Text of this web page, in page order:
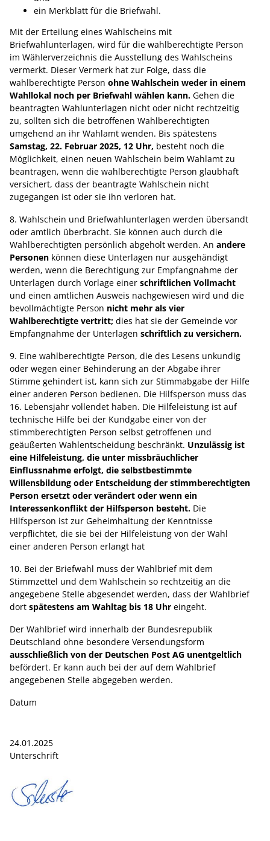
ein Merkblatt für die Briefwahl.
Mit der Erteilung eines Wahlscheins mit
Briefwahlunterlagen, wird für die wahlberechtigte Person
im Wählerverzeichnis die Ausstellung des Wahlscheins
vermerkt. Dieser Vermerk hat zur Folge, dass die
wahlberechtigte Person ohne Wahlschein weder in einem
Wahllokal noch per Briefwahl wählen kann. Gehen die
beantragten Wahlunterlagen nicht oder nicht rechtzeitig
zu, sollten sich die betroffenen Wahlberechtigten
umgehend an ihr Wahlamt wenden. Bis spätestens
Samstag, 22. Februar 2025, 12 Uhr, besteht noch die
Möglichkeit, einen neuen Wahlschein beim Wahlamt zu
beantragen, wenn die wahlberechtigte Person glaubhaft
versichert, dass der beantragte Wahlschein nicht
zugegangen ist oder sie ihn verloren hat.
8. Wahlschein und Briefwahlunterlagen werden übersandt
oder amtlich überbracht. Sie können auch durch die
Wahlberechtigten persönlich abgeholt werden. An andere
Personen können diese Unterlagen nur ausgehändigt
werden, wenn die Berechtigung zur Empfangnahme der
Unterlagen durch Vorlage einer schriftlichen Vollmacht
und einen amtlichen Ausweis nachgewiesen wird und die
bevollmächtigte Person nicht mehr als vier
Wahlberechtigte vertritt; dies hat sie der Gemeinde vor
Empfangnahme der Unterlagen schriftlich zu versichern.
9. Eine wahlberechtigte Person, die des Lesens unkundig
oder wegen einer Behinderung an der Abgabe ihrer
Stimme gehindert ist, kann sich zur Stimmabgabe der Hilfe
einer anderen Person bedienen. Die Hilfsperson muss das
16. Lebensjahr vollendet haben. Die Hilfeleistung ist auf
technische Hilfe bei der Kundgabe einer von der
stimmberechtigten Person selbst getroffenen und
geäußerten Wahlentscheidung beschränkt. Unzulässig ist
eine Hilfeleistung, die unter missbräuchlicher
Einflussnahme erfolgt, die selbstbestimmte
Willensbildung oder Entscheidung der stimmberechtigten
Person ersetzt oder verändert oder wenn ein
Interessenkonflikt der Hilfsperson besteht. Die
Hilfsperson ist zur Geheimhaltung der Kenntnisse
verpflichtet, die sie bei der Hilfeleistung von der Wahl
einer anderen Person erlangt hat
10. Bei der Briefwahl muss der Wahlbrief mit dem
Stimmzettel und dem Wahlschein so rechtzeitig an die
angegebene Stelle abgesendet werden, dass der Wahlbrief
dort spätestens am Wahltag bis 18 Uhr eingeht.
Der Wahlbrief wird innerhalb der Bundesrepublik
Deutschland ohne besondere Versendungsform
ausschließlich von der Deutschen Post AG unentgeltlich
befördert. Er kann auch bei der auf dem Wahlbrief
angegebenen Stelle abgegeben werden.
Datum
24.01.2025
Unterschrift